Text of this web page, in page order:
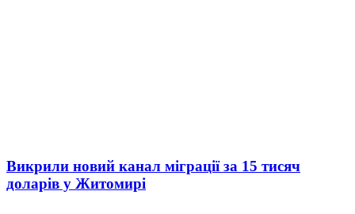
Викрили новий канал міграції за 15 тисяч
доларів у Житомирі